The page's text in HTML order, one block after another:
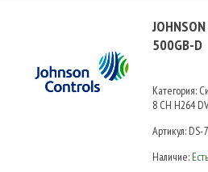
500GB-D
Категория:
8 CH H264
Артикул: DS-
Наличие: